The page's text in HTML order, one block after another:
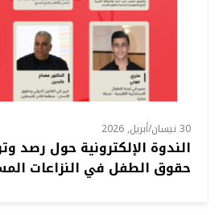
30 نيسان/أبريل, 2026
الندوة الإلكترونية حول رصد
حقوق الطفل في النزاعات